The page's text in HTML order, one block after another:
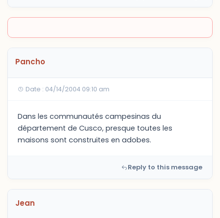
Pancho
Date : 04/14/2004 09:10 am
Dans les communautés campesinas du
département de Cusco, presque toutes les
maisons sont construites en adobes.
Reply to this message
Jean